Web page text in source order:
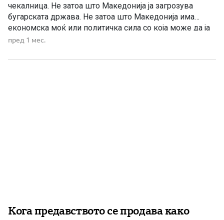
чекалница. Не затоа што Македонија ја загрозува
бугарската држава. Не затоа што Македонија има
економска моќ или политичка сила со која може да ја
уценува Софија. Напротив, Македонија бара да биде
сопствен народ, сопствен јазик, сопствена историја и
пред 1 мес.
Кога предавството се продава како